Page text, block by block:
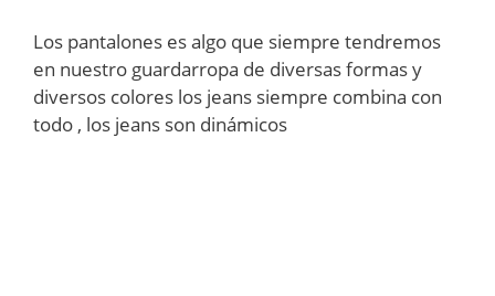
Los pantalones es algo que siempre tendremos
en nuestro guardarropa de diversas formas y
diversos colores los jeans siempre combina con
todo , los jeans son dinámicos